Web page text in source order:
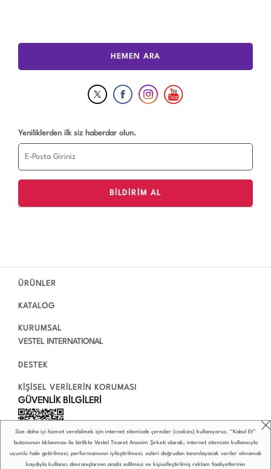
Size daha iyi hizmet verebilmek için internet sitemizde çerezler (cookies) kullanıyoruz. “Kabul Et”
butonunun tıklanması ile birlikte Vestel Ticaret Anonim Şirketi olarak; internet sitemizin kullanıcıyla
uyumlu hale getirilmesi; performansının iyileştirilmesi; sizleri doğrudan tanımlayacak veriler olmamak
kaydıyla kullanıcı davranışlarının analiz edilmesi ve kişiselleştirilmiş reklam faaliyetlerinin
HEMEN ARA
Yeniliklerden ilk siz haberdar olun.
ÜRÜNLER
KATALOG
KURUMSAL
VESTEL INTERNATIONAL
DESTEK
KİŞİSEL VERİLERİN KORUMASI
GÜVENLİK BİLGİLERİ